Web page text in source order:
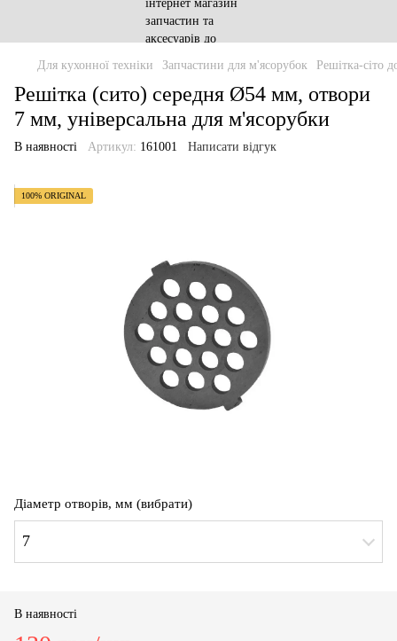
Для кухонної техніки Запчастини для м'ясорубок Решітка-сіто
Решітка (сито) середня Ø54 мм, отвори
7 мм, універсальна для м'ясорубки
В наявності Артикул: 161001 Написати відгук
100% ORIGINAL
Діаметр отворів, мм (вибрати)
7
В наявності